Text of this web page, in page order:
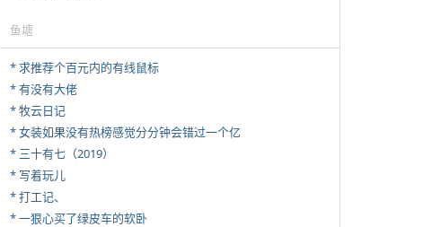
鱼塘
* 求推荐个百元内的有线鼠标
* 有没有大佬
* 牧云日记
* 女装如果没有热榜感觉分分钟会错过一个亿
* 三十有七（2019）
* 写着玩儿
* 打工记、
* 一狠心买了绿皮车的软卧